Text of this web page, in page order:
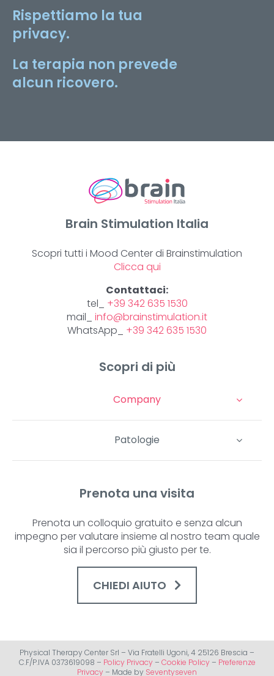
Rispettiamo la tua
privacy.
La terapia non prevede
alcun ricovero.
Brain Stimulation Italia
Scopri tutti i Mood Center di Brainstimulation
Clicca qui
Contattaci:
tel_ +39 342 635 1530
mail_ info@brainstimulation.it
WhatsApp_ +39 342 635 1530
Scopri di più
Company
Patologie
Prenota una visita
Prenota un colloquio gratuito e senza alcun
impegno per valutare insieme al nostro team quale
sia il percorso più giusto per te.
CHIEDI AIUTO
Physical Therapy Center Srl – Via Fratelli Ugoni, 4 25126 Brescia –
C.F/P.IVA 0373619098 – Policy Privacy– Cookie Policy– Preferenze
Privacy – Made by Seventyseven